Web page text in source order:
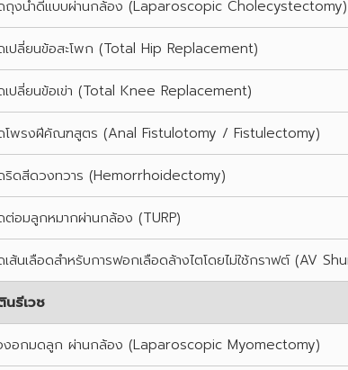
ถุงน้ำดีแบบผ่านกล้อง (Laparoscopic Cholecystectomy)
เปลี่ยนข้อสะโพก (Total Hip Replacement)
เปลี่ยนข้อเข่า (Total Knee Replacement)
โพรงฝีคัณฑสูตร (Anal Fistulotomy / Fistulectomy)
ริดสีดวงทวาร (Hemorrhoidectomy)
ต่อมลูกหมากผ่านกล้อง (TURP)
เส้นเลือดสำหรับการฟอกเลือดล้างไตโดยไม่ใช้กราฟต์ (AV
รีเวช
งอกมดลูก ผ่านกล้อง (Laparoscopic Myomectomy)